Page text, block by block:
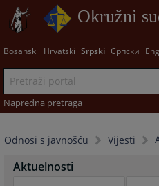
Okružni
Bosanski Hrvatski Srpski Српски
Napredna pretraga
Odnosi s javnošću Vijesti
Aktuelnosti